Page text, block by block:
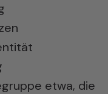
etwa, die